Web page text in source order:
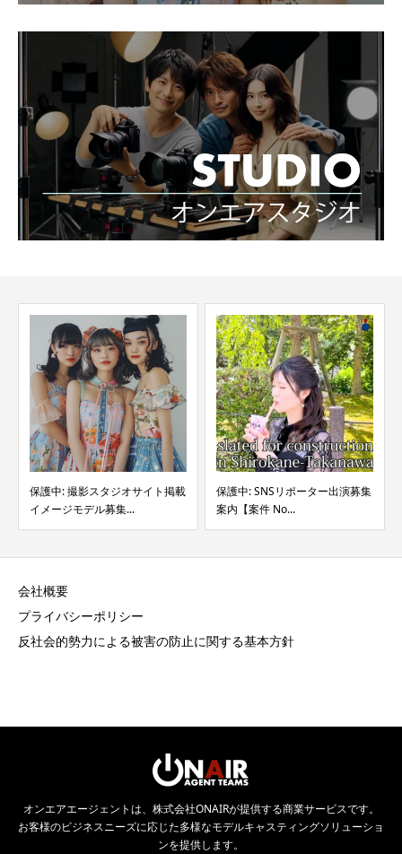
保護中: 撮影スタジオサイト掲載
イメージモデル募集...
保護中: SNSリポーター出演募集
案内【案件 No...
会社概要
プライバシーポリシー
反社会的勢力による被害の防止に関する基本方針
オンエアエージェントは、株式会社ONAIRが提供する商業サービスです。
お客様のビジネスニーズに応じた多様なモデルキャスティングソリューショ
ンを提供します。